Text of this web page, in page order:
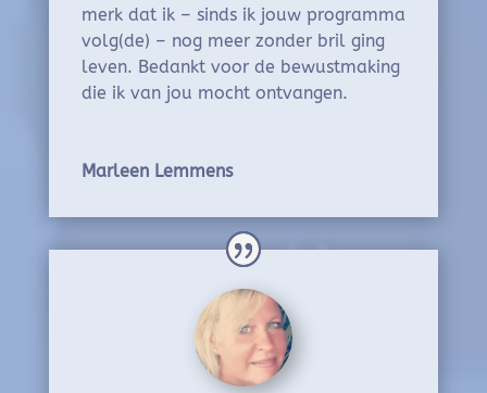
merk dat ik – sinds ik jouw programma
volg(de) – nog meer zonder bril ging
leven. Bedankt voor de bewustmaking
die ik van jou mocht ontvangen.
Marleen Lemmens